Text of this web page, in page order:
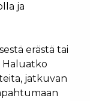
ja
erästä tai
Haluatko
jatkuvan